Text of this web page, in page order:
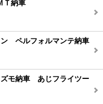
納車
ペルフォルマンテ納車
ズモ納車 あじフライツー